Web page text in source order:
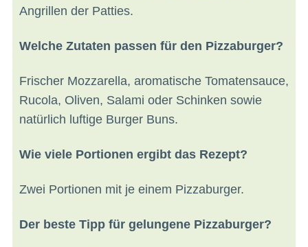
Angrillen der Patties.
Welche Zutaten passen für den Pizzaburger?
Frischer Mozzarella, aromatische Tomatensauce,
Rucola, Oliven, Salami oder Schinken sowie
natürlich luftige Burger Buns.
Wie viele Portionen ergibt das Rezept?
Zwei Portionen mit je einem Pizzaburger.
Der beste Tipp für gelungene Pizzaburger?